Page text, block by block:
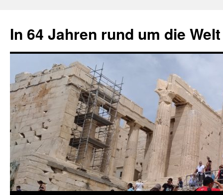
springen
In 64 Jahren rund um die Welt